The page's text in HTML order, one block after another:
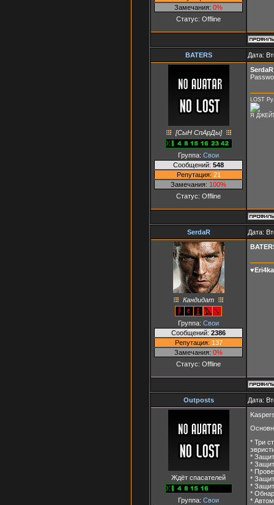
Замечания: 0%
Статус: Offline
BATERS Дата:
[СыН СпАрДы]
Группа: Свои
Сообщений: 548
Репутация: 21
Замечания: 100%
Статус: Offline
SerdaR
LOST
Я
SerdaR Дата:
Кандидат
Группа: Свои
Сообщений: 2386
Репутация: 137
Замечания: 0%
Статус: Offline
Outposts Дата:
Ждёт спасателей
Группа: Свои
* Три
*
*
*
*
*
*
*